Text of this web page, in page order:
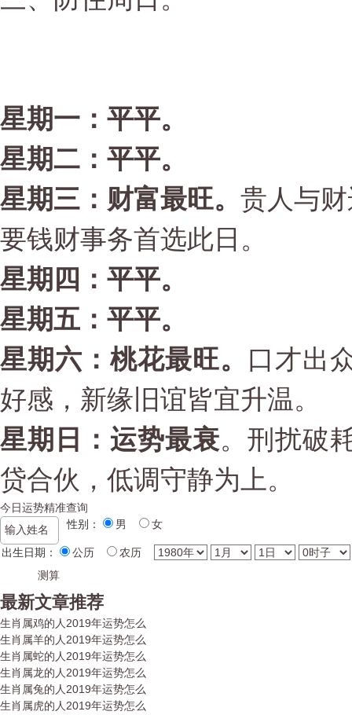
星期一：平平。
星期二：平平。
星期三：财富最旺。 贵人与
要钱财事务首选此日。
星期四：平平。
星期五：平平。
星期六：桃花最旺。 口才出
好感，新缘旧谊皆宜升温。
星期日：运势最衰。刑扰破
贷合伙，低调守静为上。
今日运势精准查询
性别：
男 女
出生日期： 公历 农历
最新文章推荐
生肖属鸡的人2019年运势怎么
生肖属羊的人2019年运势怎么
生肖属蛇的人2019年运势怎么
生肖属龙的人2019年运势怎么
生肖属兔的人2019年运势怎么
生肖属虎的人2019年运势怎么